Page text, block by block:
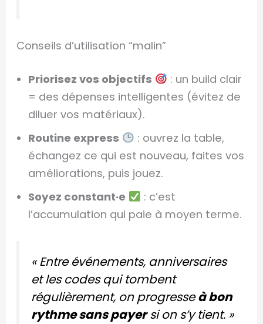
Conseils d’utilisation “malin”
Priorisez vos objectifs
: un build clair
= des dépenses intelligentes (évitez de
diluer vos matériaux).
Routine express
: ouvrez la table,
échangez ce qui est nouveau, faites vos
améliorations, puis jouez.
Soyez constant·e
: c’est
l’accumulation qui paie à moyen terme.
« Entre événements, anniversaires
et les codes qui tombent
régulièrement, on progresseà bon
rythme sans payersi on s’y tient. »